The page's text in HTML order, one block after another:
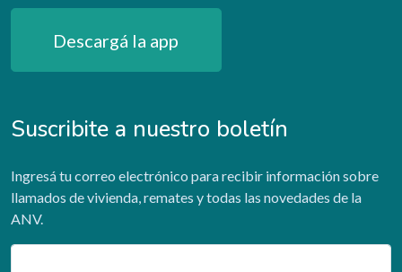
Descargá la app
Suscribite a nuestro boletín
Ingresá tu correo electrónico para recibir información sobre
llamados de vivienda, remates y todas las novedades de la
ANV.
Email